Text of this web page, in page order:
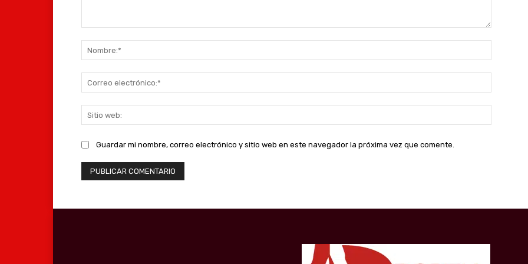
web:
Guardar mi nombre, correo electrónico y sitio web en este navegador la próxima vez que comente.